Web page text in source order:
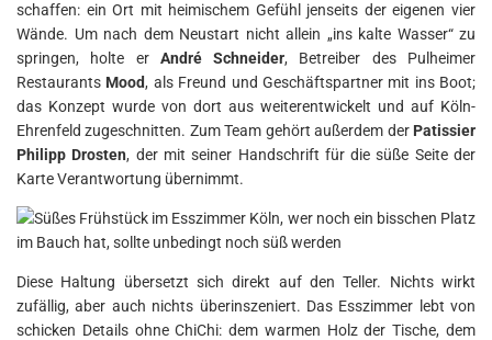
schaffen: ein Ort mit heimischem Gefühl jenseits der eigenen vier
Wände. Um nach dem Neustart nicht allein „ins kalte Wasser“ zu
springen, holte er André Schneider, Betreiber des Pulheimer
Restaurants Mood, als Freund und Geschäftspartner mit ins Boot;
das Konzept wurde von dort aus weiterentwickelt und auf Köln-
Ehrenfeld zugeschnitten. Zum Team gehört außerdem der Patissier
Philipp Drosten, der mit seiner Handschrift für die süße Seite der
Karte Verantwortung übernimmt.
Diese Haltung übersetzt sich direkt auf den Teller. Nichts wirkt
zufällig, aber auch nichts überinszeniert. Das Esszimmer lebt von
schicken Details ohne ChiChi: dem warmen Holz der Tische, dem